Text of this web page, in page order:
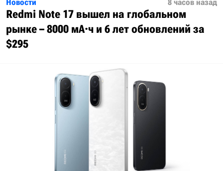
Новости 8 часов назад
Redmi Note 17 вышел на глобальном
рынке – 8000 мА·ч и 6 лет обновлений за
$295